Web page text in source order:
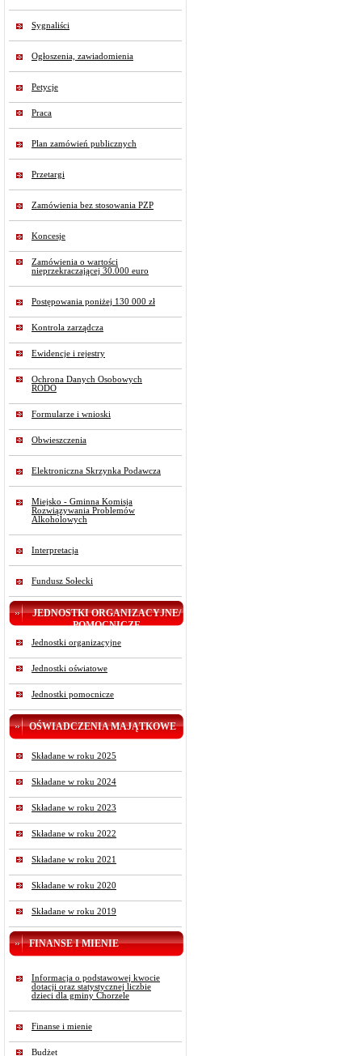
Sygnaliści
Ogłoszenia, zawiadomienia
Petycje
Praca
Plan zamówień publicznych
Przetargi
Zamówienia bez stosowania PZP
Koncesje
Zamówienia o wartości
nieprzekraczającej 30.000 euro
Postępowania poniżej 130 000 zł
Kontrola zarządcza
Ewidencje i rejestry
Ochrona Danych Osobowych
RODO
Formularze i wnioski
Obwieszczenia
Elektroniczna Skrzynka Podawcza
Miejsko - Gminna Komisja
Rozwiązywania Problemów
Alkoholowych
Interpretacja
Fundusz Sołecki
JEDNOSTKI ORGANIZACYJNE/
POMOCNICZE
Jednostki organizacyjne
Jednostki oświatowe
Jednostki pomocnicze
OŚWIADCZENIA MAJĄTKOWE
Składane w roku 2025
Składane w roku 2024
Składane w roku 2023
Składane w roku 2022
Składane w roku 2021
Składane w roku 2020
Składane w roku 2019
FINANSE I MIENIE
Informacja o podstawowej kwocie
dotacji oraz statystycznej liczbie
dzieci dla gminy Chorzele
Finanse i mienie
Budżet